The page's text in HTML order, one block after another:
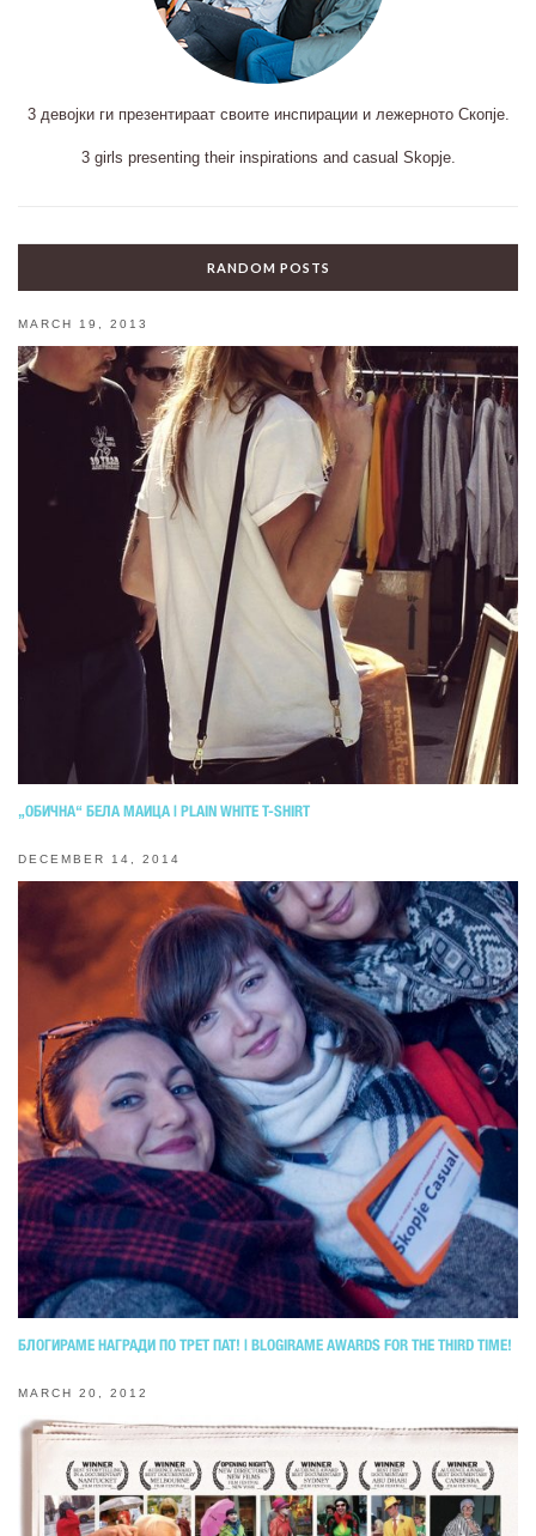
3 девојки ги презентираат своите инспирации и лежерното Скопје.
3 girls presenting their inspirations and casual Skopje.
RANDOM POSTS
MARCH 19, 2013
„ОБИЧНА“ БЕЛА МАИЦА | PLAIN WHITE T-SHIRT
DECEMBER 14, 2014
БЛОГИРАМЕ НАГРАДИ ПО ТРЕТ ПАТ! | BLOGIRAME AWARDS FOR THE THIRD TIME!
MARCH 20, 2012